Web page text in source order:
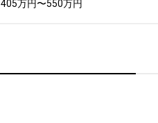
405万円〜550万円